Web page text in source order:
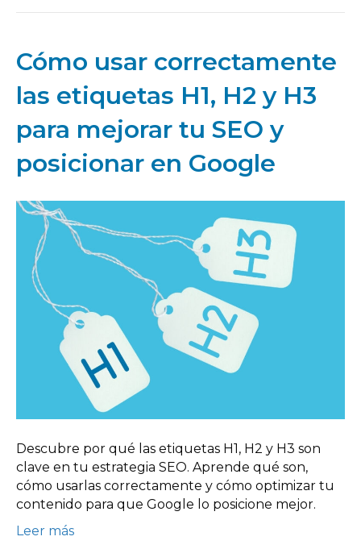
Cómo usar correctamente
las etiquetas H1, H2 y H3
para mejorar tu SEO y
posicionar en Google
Descubre por qué las etiquetas H1, H2 y H3 son
clave en tu estrategia SEO. Aprende qué son,
cómo usarlas correctamente y cómo optimizar tu
contenido para que Google lo posicione mejor.
Leer más